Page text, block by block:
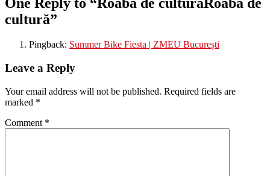
cultură”
Pingback: Summer Bike Fiesta | ZMEU București
Leave a Reply
Your email address will not be published. Required fields are
marked *
Comment *